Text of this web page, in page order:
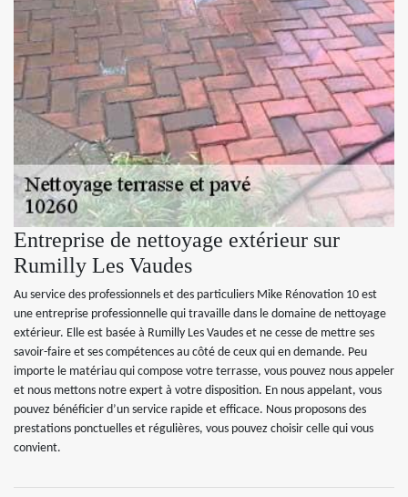
Entreprise de nettoyage extérieur sur
Rumilly Les Vaudes
Au service des professionnels et des particuliers Mike Rénovation 10 est
une entreprise professionnelle qui travaille dans le domaine de nettoyage
extérieur. Elle est basée à Rumilly Les Vaudes et ne cesse de mettre ses
savoir-faire et ses compétences au côté de ceux qui en demande. Peu
importe le matériau qui compose votre terrasse, vous pouvez nous appeler
et nous mettons notre expert à votre disposition. En nous appelant, vous
pouvez bénéficier d’un service rapide et efficace. Nous proposons des
prestations ponctuelles et régulières, vous pouvez choisir celle qui vous
convient.